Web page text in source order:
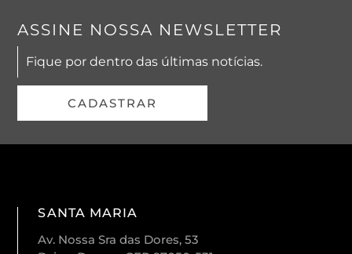
ASSINE NOSSA NEWSLETTER
Fique por dentro das últimas notícias.
CADASTRAR
SANTA MARIA
Av. Nossa Sra das Dores, 53